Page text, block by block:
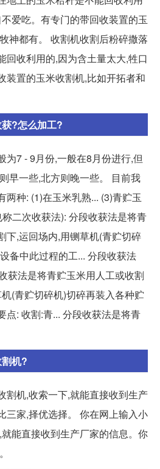
爱吃。有专门的带回收装置的玉
神都有。 收割机收割后粉碎撒落
回收利用的,因为含土量太大,牲口
装置的玉米收割机,比如开拓者和
?怎么加工?
为7 - 9月份,一般在8月份进行,但
早一些,北方则晚一些。 目前我
两种: (1)在玉米乳熟... (3)青贮玉
二次收获法): 分段收获法是将青
下,运回场内,用铡草机(青贮切碎
备中此过程的工... 分段收获法
获法是将青贮玉米用人工或收割
(青贮切碎机)切碎再装入各种贮
点: 收割:青... 分段收获法是将青
机?
割机,收索一下,就能直接收到生产
三家,择优选择。 你在网上输入小
能直接收到生产厂家的信息。你